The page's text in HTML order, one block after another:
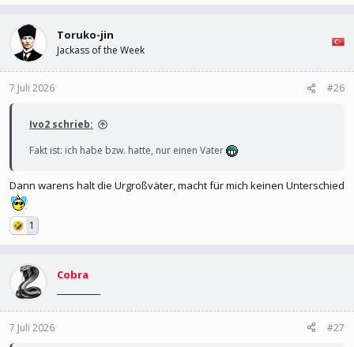
Toruko-jin
Jackass of the Week
7 Juli 2026 #26
Ivo2 schrieb:
Fakt ist: ich habe bzw. hatte, nur einen Vater
Dann warens halt die Urgroßväter, macht für mich keinen Unterschied
1
Cobra
7 Juli 2026 #27